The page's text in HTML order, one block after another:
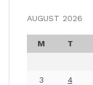
AUGUST 2026
M T
3
4